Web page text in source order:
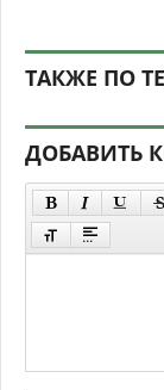
ТАКЖЕ ПО
ДОБАВИТЬ